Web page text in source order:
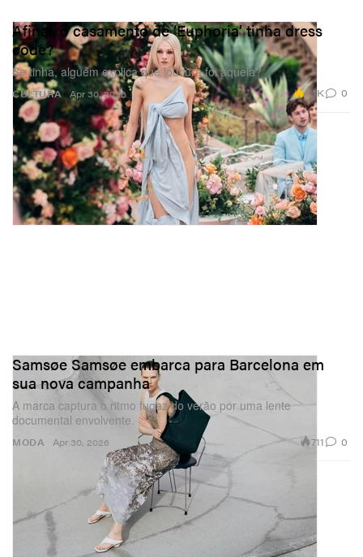
CULTURA
Afinal, o casamento de ‘Euphoria’ tinha dress
code?
Se tinha, alguém explica que loucura foi aquela?
Apr 30, 2026 8.1K 0
MODA
Samsøe Samsøe embarca para Barcelona em
sua nova campanha
A marca captura o ritmo fugaz do verão por uma lente
documental envolvente.
Apr 30, 2026 711 0